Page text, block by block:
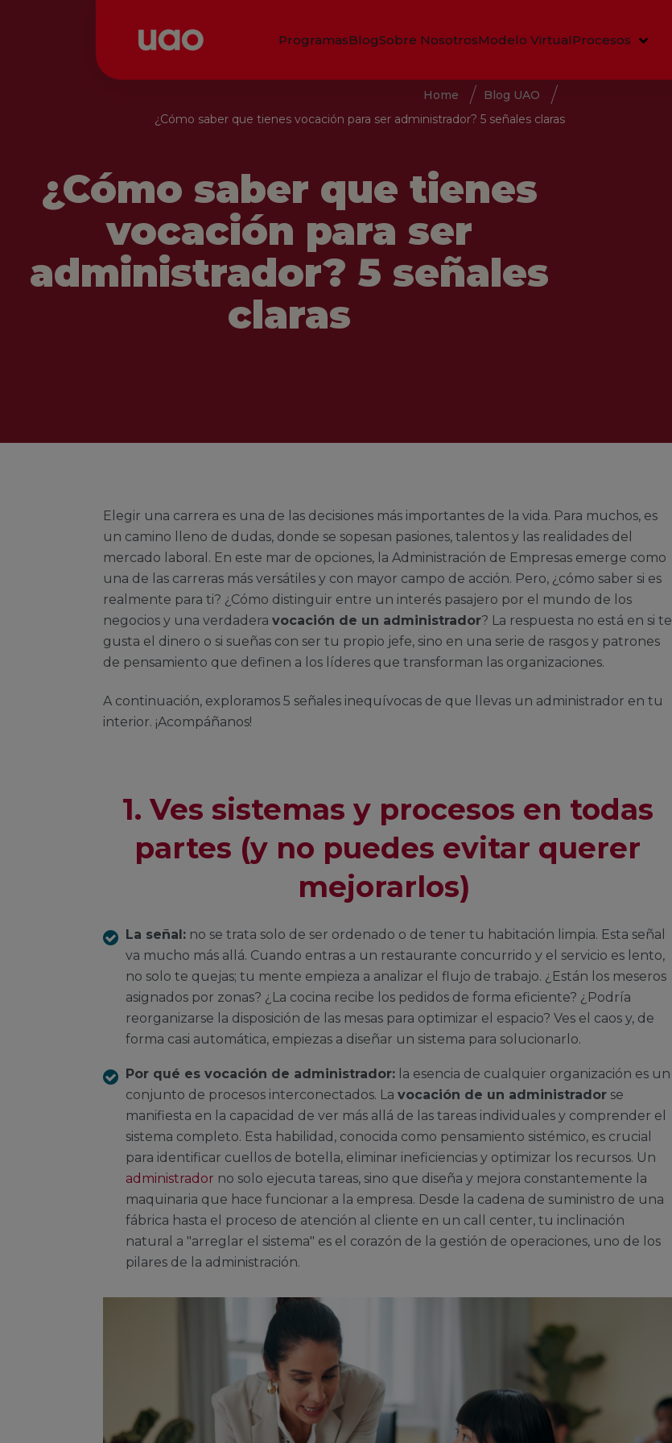
ProgramasBlogSobre NosotrosModelo VirtualProcesos
¿Cómo saber que tienes
vocación para ser
administrador? 5 señales
claras
Home
Blog UAO
¿Cómo saber que tienes vocación para ser administrador? 5 señales claras
Elegir una carrera es una de las decisiones más importantes de la vida. Para muchos, es
un camino lleno de dudas, donde se sopesan pasiones, talentos y las realidades del
mercado laboral. En este mar de opciones, la Administración de Empresas emerge como
una de las carreras más versátiles y con mayor campo de acción. Pero, ¿cómo saber si es
realmente para ti? ¿Cómo distinguir entre un interés pasajero por el mundo de los
negocios y una verdadera vocación de un administrador? La respuesta no está en si te
gusta el dinero o si sueñas con ser tu propio jefe, sino en una serie de rasgos y patrones
de pensamiento que definen a los líderes que transforman las organizaciones.
A continuación, exploramos 5 señales inequívocas de que llevas un administrador en tu
interior. ¡Acompáñanos!
1. Ves sistemas y procesos en todas
partes (y no puedes evitar querer
mejorarlos)
La señal: no se trata solo de ser ordenado o de tener tu habitación limpia. Esta señal
va mucho más allá. Cuando entras a un restaurante concurrido y el servicio es lento,
no solo te quejas; tu mente empieza a analizar el flujo de trabajo. ¿Están los meseros
asignados por zonas? ¿La cocina recibe los pedidos de forma eficiente? ¿Podría
reorganizarse la disposición de las mesas para optimizar el espacio? Ves el caos y, de
forma casi automática, empiezas a diseñar un sistema para solucionarlo.
Por qué es vocación de administrador: la esencia de cualquier organización es un
conjunto de procesos interconectados. La vocación de un administrador se
manifiesta en la capacidad de ver más allá de las tareas individuales y comprender el
sistema completo. Esta habilidad, conocida como pensamiento sistémico, es crucial
para identificar cuellos de botella, eliminar ineficiencias y optimizar los recursos. Un
administrador no solo ejecuta tareas, sino que diseña y mejora constantemente la
maquinaria que hace funcionar a la empresa. Desde la cadena de suministro de una
fábrica hasta el proceso de atención al cliente en un call center, tu inclinación
natural a "arreglar el sistema" es el corazón de la gestión de operaciones, uno de los
pilares de la administración.